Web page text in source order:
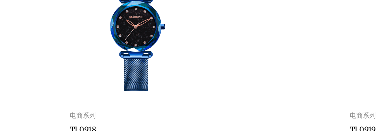
电商系列 电商系列